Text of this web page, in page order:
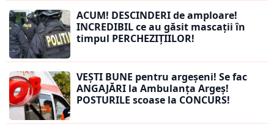
ACUM! DESCINDERI de amploare!
INCREDIBIL ce au găsit mascații în
timpul PERCHEZIȚIILOR!
VEȘTI BUNE pentru argeșeni! Se fac
ANGAJĂRI la Ambulanța Argeș!
POSTURILE scoase la CONCURS!